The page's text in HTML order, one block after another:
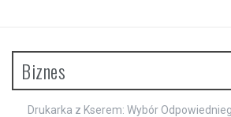
Biznes
Drukarka z Kserem: Wybór